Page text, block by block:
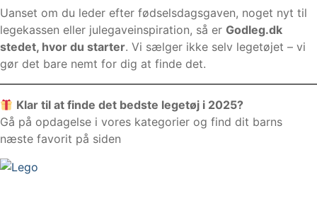
Uanset om du leder efter fødselsdagsgaven, noget nyt til
legekassen eller julegaveinspiration, så er Godleg.dk
stedet, hvor du starter. Vi sælger ikke selv legetøjet – vi
gør det bare nemt for dig at finde det.
Klar til at finde det bedste legetøj i 2025?
Gå på opdagelse i vores kategorier og find dit barns
næste favorit på siden